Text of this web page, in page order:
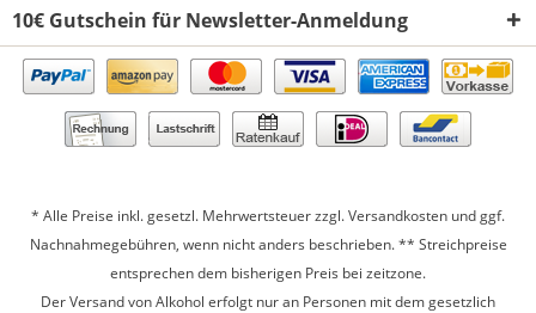
10€ Gutschein für Newsletter-Anmeldung
* Alle Preise inkl. gesetzl. Mehrwertsteuer zzgl.Versandkosten und ggf.
Nachnahmegebühren, wenn nicht anders beschrieben. ** Streichpreise
entsprechen dem bisherigen Preis bei zeitzone.
Der Versand von Alkohol erfolgt nur an Personen mit dem gesetzlich